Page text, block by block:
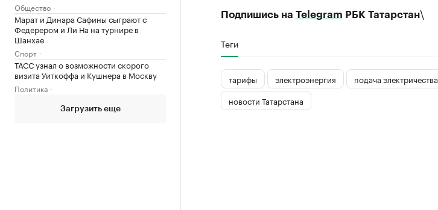
Общество
Марат и Динара Сафины сыграют с
Федерером и Ли На на турнире в
Шанхае
Спорт
ТАСС узнал о возможности скорого
визита Уиткоффа и Кушнера в Москву
Политика
Загрузить еще
Подпишись на Telegram РБК Татарстан\
Теги
тарифы электроэнергия подача электричества
новости Татарстана